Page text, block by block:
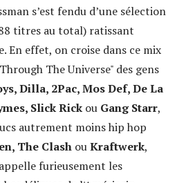
s’est fendu d’une sélection
titres au total) ratissant
En effet, on croise dans ce mix
The Universe" des gens
Dilla, 2Pac, Mos Def, De La
Slick Rick ou Gang Starr,
autrement moins hip hop
The Clash ouKraftwerk,
furieusement les